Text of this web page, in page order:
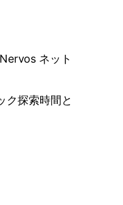
ネット
ク探索時間と